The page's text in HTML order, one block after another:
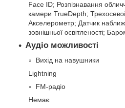
Face ID; Розпізнавання
камери TrueDepth;
Акселерометр; Датчик
зовнішньої освітленості;
Аудіо можливості
Вихід на навушники
Lightning
FM-радіо
Немає